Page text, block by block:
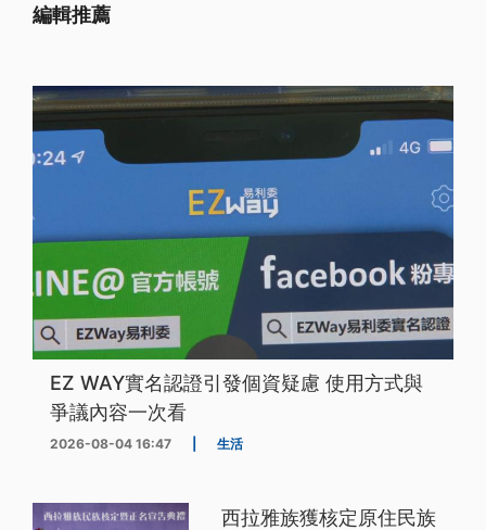
編輯推薦
EZ WAY實名認證引發個資疑慮 使用方式與
爭議內容一次看
2026-08-04 16:47 生活
西拉雅族獲核定原住民族